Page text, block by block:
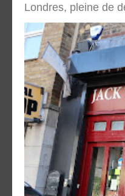
Londres, pleine de